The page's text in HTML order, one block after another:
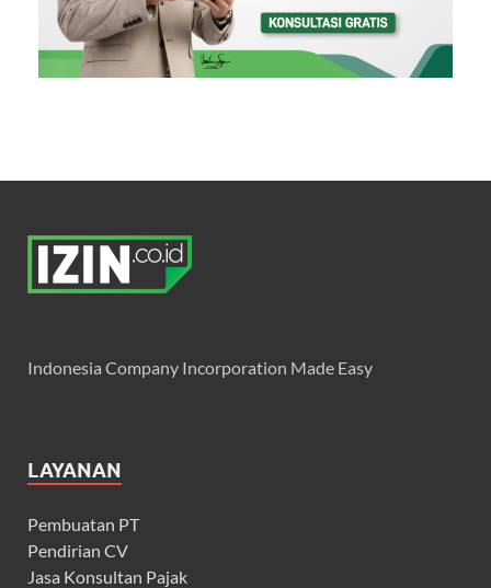
Indonesia Company Incorporation Made Easy
LAYANAN
Pembuatan PT
Pendirian CV
Jasa Konsultan Pajak